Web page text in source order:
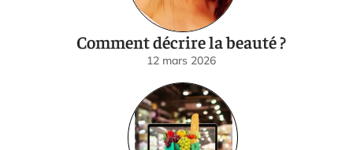
Comment décrire la beauté ?
12 mars 2026